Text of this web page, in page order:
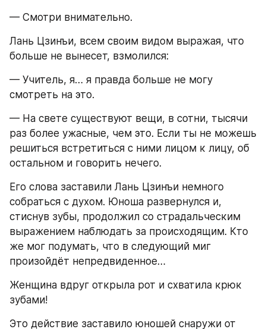
— Смотри внимательно.
Лань Цзинъи, всем своим видом выражая, что
больше не вынесет, взмолился:
— Учитель, я… я правда больше не могу
смотреть на это.
— На свете существуют вещи, в сотни, тысячи
раз более ужасные, чем это. Если ты не можешь
решиться встретиться с ними лицом к лицу, об
остальном и говорить нечего.
Его слова заставили Лань Цзинъи немного
собраться с духом. Юноша развернулся и,
стиснув зубы, продолжил со страдальческим
выражением наблюдать за происходящим. Кто
же мог подумать, что в следующий миг
произойдёт непредвиденное…
Женщина вдруг открыла рот и схватила крюк
зубами!
Это действие заставило юношей снаружи от